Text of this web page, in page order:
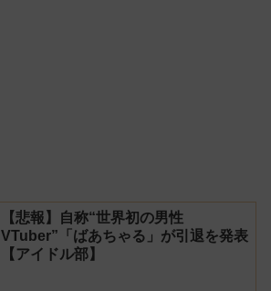
【悲報】自称“世界初の男性
VTuber”「ばあちゃる」が引退を発表
【アイドル部】